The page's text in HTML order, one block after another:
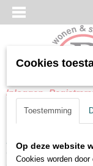
Inloggen
Home > Opbergbedden
Opbergbedden Sara
Cookies
Toestemming
Op deze website
Cookies worden